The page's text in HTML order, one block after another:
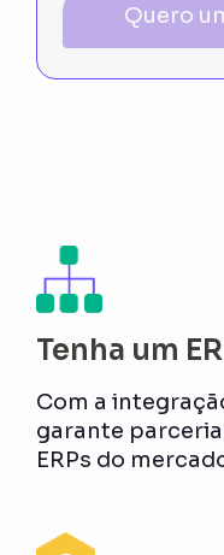
Quero
Tenha um
Com a
garante
ERPs do